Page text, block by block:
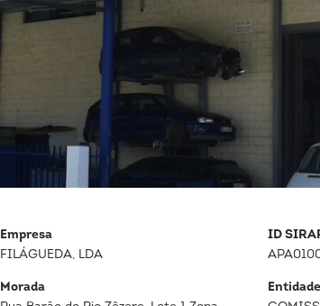
Empresa
FILÁGUEDA, LDA
Morada
ID